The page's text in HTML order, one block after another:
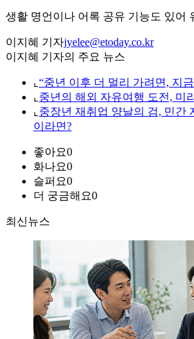
생활 명언이나 어록 공유 기능도 있어
이지혜 기자jyelee@etoday.co.kr
이지혜 기자의 주요 뉴스
⌞ “중년 이후 더 멀리 가려면, 지
⌞ 중년의 해외 자유여행 도전, 미
⌞ 중장년 재취업 양날의 검, 민간
이라면?
좋아요0
화나요0
슬퍼요0
더 궁금해요0
최신뉴스